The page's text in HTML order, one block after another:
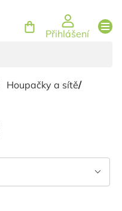
Přihlášení
Houpačky a sítě/